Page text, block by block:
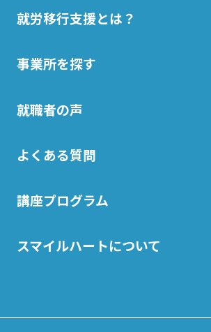
就労移行支援とは？
事業所を探す
就職者の声
よくある質問
講座プログラム
スマイルハートについて